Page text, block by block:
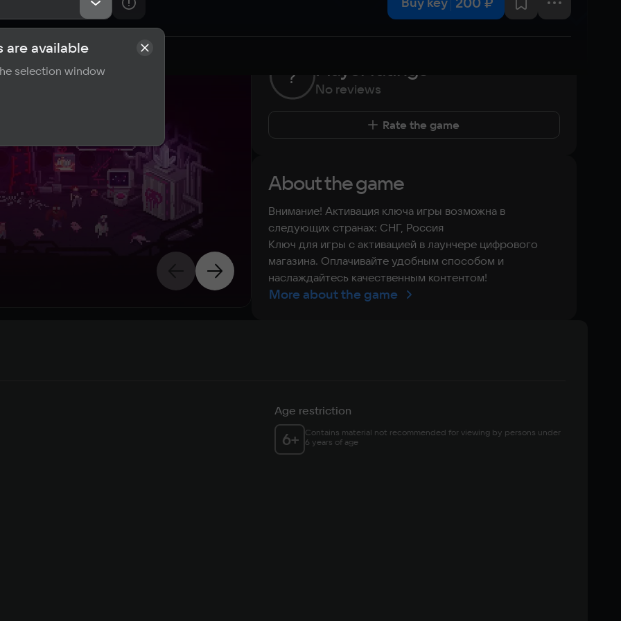
Reviews
? Player ratings
No reviews
Rate the game
About the game
Внимание! Активация ключа игры возможна в
следующих странах: СНГ, Россия
Ключ для игры с активацией в лаунчере цифрового
магазина. Оплачивайте удобным способом и
наслаждайтесь качественным контентом!
More about the game
Age restriction
6+
Contains material not recommended for viewing by persons under
6 years of age
are available
selection window